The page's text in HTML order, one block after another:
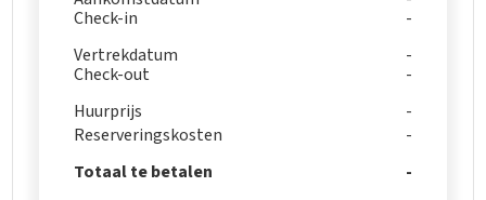
Check-in
Vertrekdatum
Check-out
Huurprijs
Reserveringskosten
Totaal te betalen